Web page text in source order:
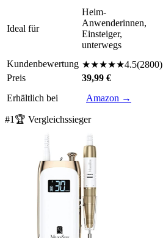
Ideal für
Heim-
Anwenderinnen,
Einsteiger,
unterwegs
Kundenbewertung ★★★★★4.5(2800)
Preis
39,99 €
Erhältlich bei
Amazon →
#1 🏆 Vergleichssieger